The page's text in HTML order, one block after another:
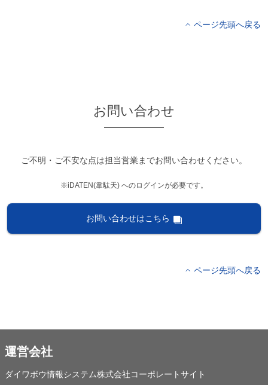
ページ先頭へ戻る
お問い合わせ
ご不明・ご不安な点は担当営業までお問い合わせください。
※iDATEN(韋駄天) へのログインが必要です。
お問い合わせはこちら
ページ先頭へ戻る
運営会社
ダイワボウ情報システム株式会社コーポレートサイト